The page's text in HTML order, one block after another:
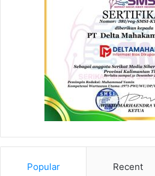
Popular Recent